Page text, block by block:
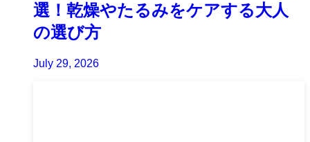
選！乾燥やたるみをケアする大人
の選び方
July 29, 2026